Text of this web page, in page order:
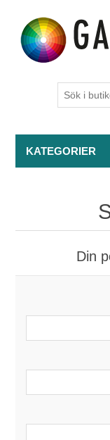
KATEGORIER
Din